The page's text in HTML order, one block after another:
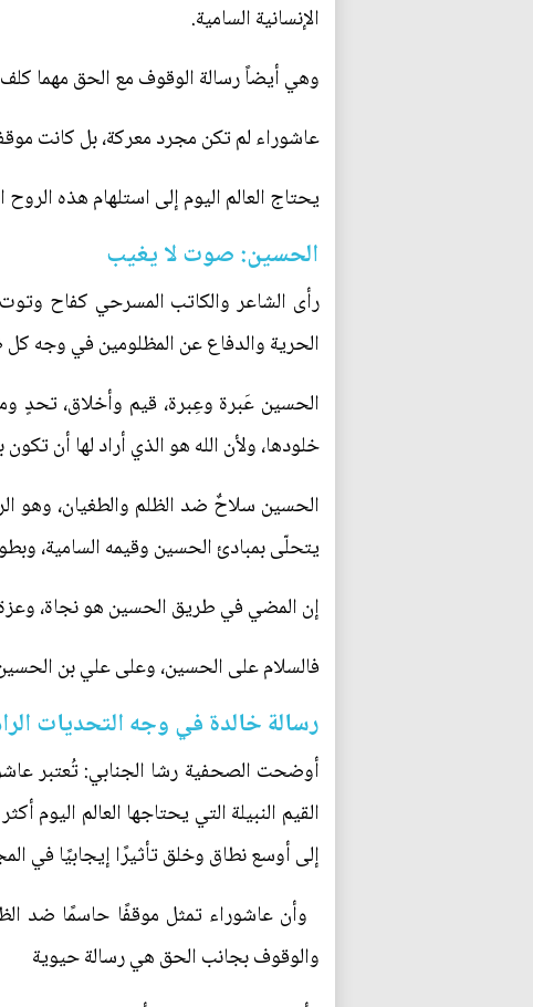
الإنسانية السامية.
وهي أيضاً رسالة الوقوف مع الحق مهما
عاشوراء لم تكن مجرد معركة، بل كانت
يحتاج العالم اليوم إلى استلهام هذه
الحسين: صوت لا يغيب
رأى الشاعر والكاتب المسرحي كفاح
الحرية والدفاع عن المظلومين في وجه كل
الحسين عَبرة وعِبرة، قيم وأخلاق، تحدٍ
خلودها، ولأن الله هو الذي أراد لها أن
الحسين سلاحٌ ضد الظلم والطغيان، وهو
يتحلّى بمبادئ الحسين وقيمه السامية،
إن المضي في طريق الحسين هو نجاة،
فالسلام على الحسين، وعلى علي بن
رسالة خالدة في وجه التحديات
أوضحت الصحفية رشا الجنابي: تُعتبر
القيم النبيلة التي يحتاجها العالم
إلى أوسع نطاق وخلق تأثيرًا إيجابيًا في
وأن عاشوراء تمثل موقفًا حاسمًا ضد
والوقوف بجانب الحق هي رسالة حيوية